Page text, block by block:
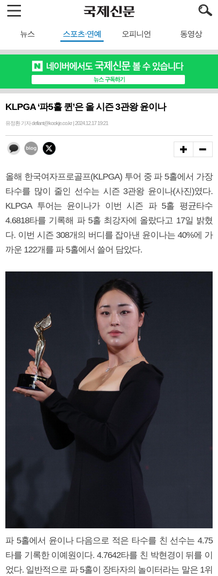
뉴스 스포츠·연예 오피니언 동영상
KLPGA ‘파5홀 퀸’은 올 시즌 3관왕 윤이나
유정환 기자 defiant@kookje.co.kr | 2024.12.17 19:21
올해 한국여자프로골프(KLPGA) 투어 중 파 5홀에서 가장
타수를 많이 줄인 선수는 시즌 3관왕 윤이나(사진)였다.
KLPGA 투어는 윤이나가 이번 시즌 파 5홀 평균타수
4.6818타를 기록해 파 5홀 최강자에 올랐다고 17일 밝혔
다. 이번 시즌 308개의 버디를 잡아낸 윤이나는 40%에 가
까운 122개를 파 5홀에서 쓸어 담았다.
파 5홀에서 윤이나 다음으로 적은 타수를 친 선수는 4.75
타를 기록한 이예원이다. 4.7642타를 친 박현경이 뒤를 이
었다. 일반적으로 파 5홀이 장타자의 놀이터라는 말은 1위